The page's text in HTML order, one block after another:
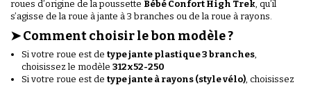
roues d’origine de la poussette Bébé Confort High Trek , qu’il
s’agisse de la roue à jante à 3 branches ou de la roue à rayons.
➤ Comment choisir le bon modèle ?
Si votre roue est de type jante plastique 3 branches
choisissez le modèle 312x52-250
Si votre roue est de type jante à rayons (style vélo) , choisissez